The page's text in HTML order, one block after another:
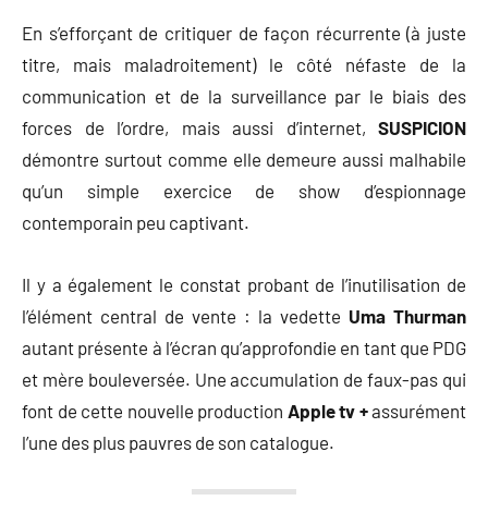
En s’efforçant de critiquer de façon récurrente (à juste
titre, mais maladroitement) le côté néfaste de la
communication et de la surveillance par le biais des
forces de l’ordre, mais aussi d’internet, SUSPICION
démontre surtout comme elle demeure aussi malhabile
qu’un simple exercice de show d’espionnage
contemporain peu captivant.
Il y a également le constat probant de l’inutilisation de
l’élément central de vente : la vedette Uma Thurman
autant présente à l’écran qu’approfondie en tant que PDG
et mère bouleversée. Une accumulation de faux-pas qui
font de cette nouvelle production Apple tv +assurément
l’une des plus pauvres de son catalogue.